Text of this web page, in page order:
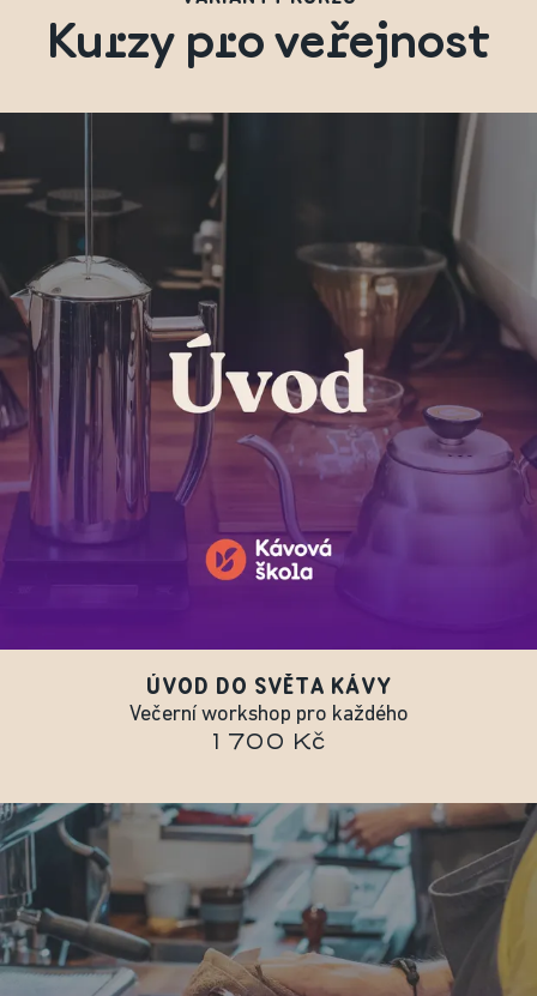
Kurzy pro veřejnost
ÚVOD DO SVĚTA KÁVY
Večerní workshop pro každého
1 700 Kč